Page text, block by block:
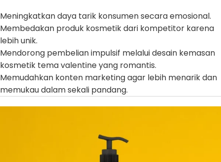
Meningkatkan daya tarik konsumen secara emosional.
Membedakan produk kosmetik dari kompetitor karena
lebih unik.
Mendorong pembelian impulsif melalui desain kemasan
kosmetik tema valentine yang romantis.
Memudahkan konten marketing agar lebih menarik dan
memukau dalam sekali pandang.